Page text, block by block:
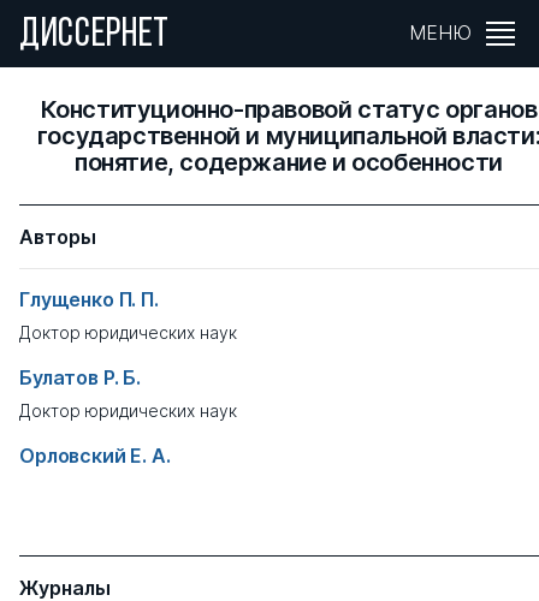
ДИССЕРНЕТ МЕНЮ
Конституционно-правовой статус органов
государственной и муниципальной
понятие, содержание и особенности
Авторы
Глущенко П. П.
Доктор юридических наук
Булатов Р. Б.
Доктор юридических наук
Орловский Е. А.
Журналы